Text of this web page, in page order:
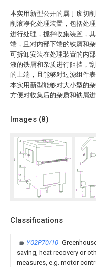
本实用新型公开的属于废切
削液净化处理装置，包括处
进行处理，搅拌收集装置，
端，且对内部下端的铁屑和
可拆卸安装在处理装置的内
液的铁屑和杂质进行阻挡，
的上端，且能够对过滤组件
本实用新型能够对大小型的
方便对收集后的杂质和铁屑
Images (8)
Classifications
Y02P70/10
saving, heat recovery or
measures, e.g. motor